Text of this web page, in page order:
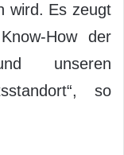
wird. Es zeugt
How der
unseren
so